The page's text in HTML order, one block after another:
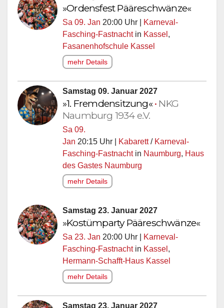
»Ordensfest Pääreschwänze«
Sa 09. Jan 20:00 Uhr |
Karneval-
Fasching-Fastnachtin Kassel ,
Fasanenhofschule Kassel
mehr Details
Samstag 09. Januar 2027
»1. Fremdensitzung«• NKG
Naumburg 1934 e.V.
Sa 09.
Jan 20:15 Uhr | Kabarett/ Karneval-
Fasching-Fastnachtin Naumburg, Haus
des Gastes Naumburg
mehr Details
Samstag 23. Januar 2027
»Kostümparty Pääreschwänze«
Sa 23. Jan 20:00 Uhr |
Karneval-
Fasching-Fastnachtin Kassel ,
Hermann-Schafft-Haus Kassel
mehr Details
Samstag 23. Januar 2027